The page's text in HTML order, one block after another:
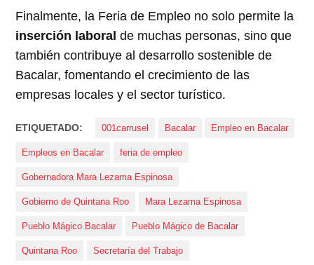
Finalmente, la Feria de Empleo no solo permite la
inserción laboral de muchas personas, sino que
también contribuye al desarrollo sostenible de
Bacalar, fomentando el crecimiento de las
empresas locales y el sector turístico.
ETIQUETADO: 001carrusel Bacalar Empleo en Bacalar
Empleos en Bacalar feria de empleo
Gobernadora Mara Lezama Espinosa
Gobierno de Quintana Roo Mara Lezama Espinosa
Pueblo Mágico Bacalar Pueblo Mágico de Bacalar
Quintana Roo Secretaría del Trabajo